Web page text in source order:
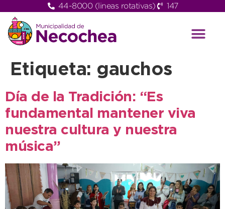
44-8000 (lineas rotativas) 147
Etiqueta: gauchos
Día de la Tradición: “Es
fundamental mantener viva
nuestra cultura y nuestra
música”